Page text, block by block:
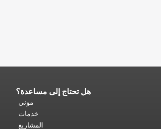
هل تحتاج إلى مساعدة؟
موني
خدمات
المشاريع